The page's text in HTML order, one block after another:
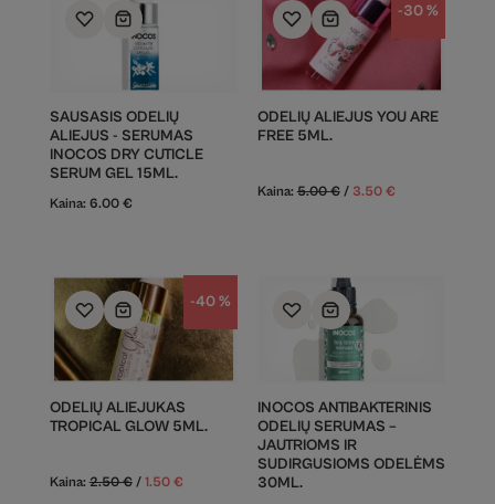
SAUSASIS ODELIŲ
ALIEJUS - SERUMAS
INOCOS DRY CUTICLE
SERUM GEL 15ML.
Kaina: 6.00 €
-30 %
ODELIŲ ALIEJUS YOU ARE
FREE 5ML.
Kaina:5.00€ / 3.50 €
-40 %
ODELIŲ ALIEJUKAS
TROPICAL GLOW 5ML.
Kaina: 2.50€ / 1.50 €
INOCOS ANTIBAKTERINIS
ODELIŲ SERUMAS –
JAUTRIOMS IR
SUDIRGUSIOMS ODELĖMS
30ML.